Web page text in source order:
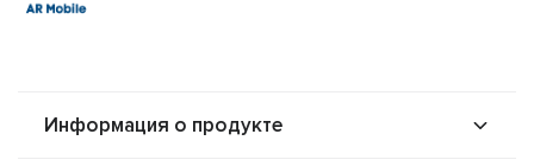
Информация о продукте